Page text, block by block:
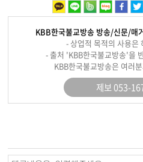
KBB한국불교방송 방송/신문/매
- 상업적 목적의 사용은
- 출처 'KBB한국불교방송'을
KBB한국불교방송은 여러
제보 053-